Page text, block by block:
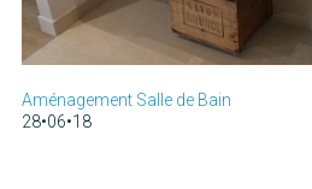
Aménagement Salle de Bain
28•06•18